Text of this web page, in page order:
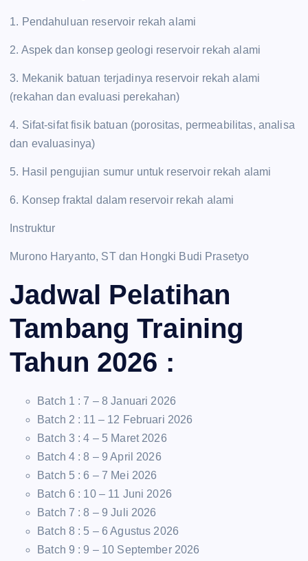
1. Pendahuluan reservoir rekah alami
2. Aspek dan konsep geologi reservoir rekah alami
3. Mekanik batuan terjadinya reservoir rekah alami
(rekahan dan evaluasi perekahan)
4. Sifat-sifat fisik batuan (porositas, permeabilitas, analisa
dan evaluasinya)
5. Hasil pengujian sumur untuk reservoir rekah alami
6. Konsep fraktal dalam reservoir rekah alami
Instruktur
Murono Haryanto, ST dan Hongki Budi Prasetyo
Jadwal Pelatihan
Tambang Training
Tahun 2026 :
Batch 1 : 7 – 8 Januari 2026
Batch 2 : 11 – 12 Februari 2026
Batch 3 : 4 – 5 Maret 2026
Batch 4 : 8 – 9 April 2026
Batch 5 : 6 – 7 Mei 2026
Batch 6 : 10 – 11 Juni 2026
Batch 7 : 8 – 9 Juli 2026
Batch 8 : 5 – 6 Agustus 2026
Batch 9 : 9 – 10 September 2026